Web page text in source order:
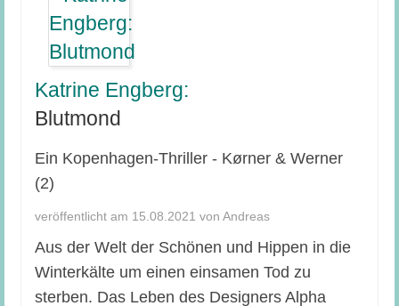
Katrine Engberg:
Blutmond
Ein Kopenhagen-Thriller - Kørner & Werner
(2)
veröffentlicht am 15.08.2021 von Andreas
Aus der Welt der Schönen und Hippen in die
Winterkälte um einen einsamen Tod zu
sterben. Das Leben des Designers Alpha